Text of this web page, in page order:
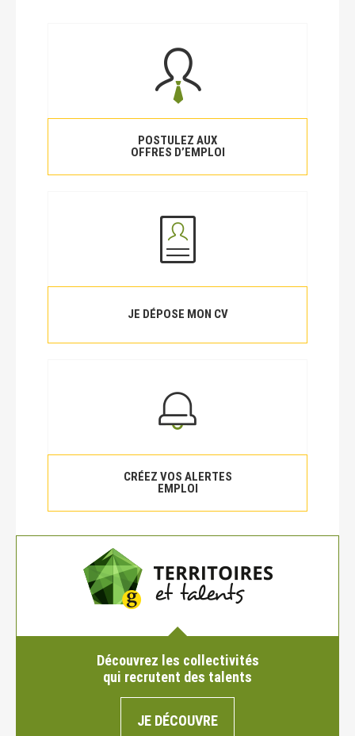
POSTULEZ AUX
OFFRES D’EMPLOI
JE DÉPOSE MON CV
CRÉEZ VOS ALERTES
EMPLOI
Découvrez les collectivités
qui recrutent des talents
JE DÉCOUVRE